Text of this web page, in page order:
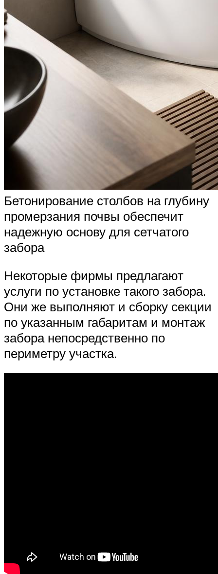
Бетонирование столбов на глубину
промерзания почвы обеспечит
надежную основу для сетчатого
забора
Некоторые фирмы предлагают
услуги по установке такого забора.
Они же выполняют и сборку секции
по указанным габаритам и монтаж
забора непосредственно по
периметру участка.